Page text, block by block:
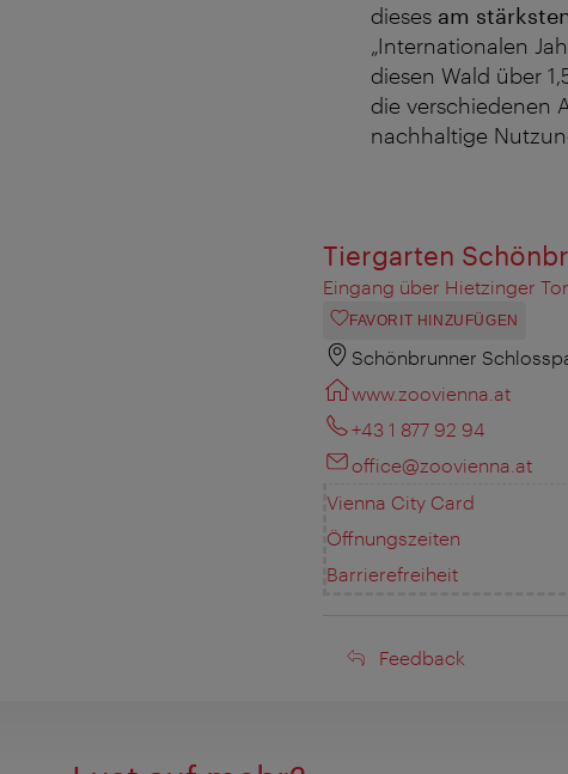
dieses am
„Internationalen
diesen Wald über
die verschiedenen
nachhaltige
Tiergarten
Eingang über Hietzinger
FAVORIT HINZUFÜGEN
Schönbrunner
www.zoovienna.at
+43 1 877 92 94
office@zoovienna.at
Vienna City Card
Öffnungszeiten
Barrierefreiheit
Feedback
Feedback